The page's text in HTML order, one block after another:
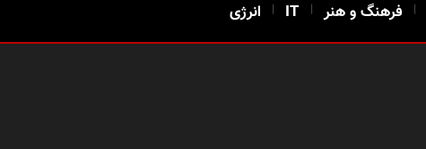
| فرهنگ و هنر |
IT
| انرژی